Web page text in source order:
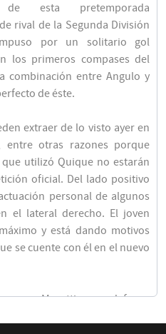
esta pretemporada
rival de la Segunda División
por un solitario gol
los primeros compases del
combinación entre Angulo y
de éste.
extraer de lo visto ayer en
entre otras razones porque
utilizó Quique no estarán
oficial. Del lado positivo
personal de algunos
el lateral derecho. El joven
y está dando motivos
se cuente con él en el nuevo
ver a Moretti como defensa